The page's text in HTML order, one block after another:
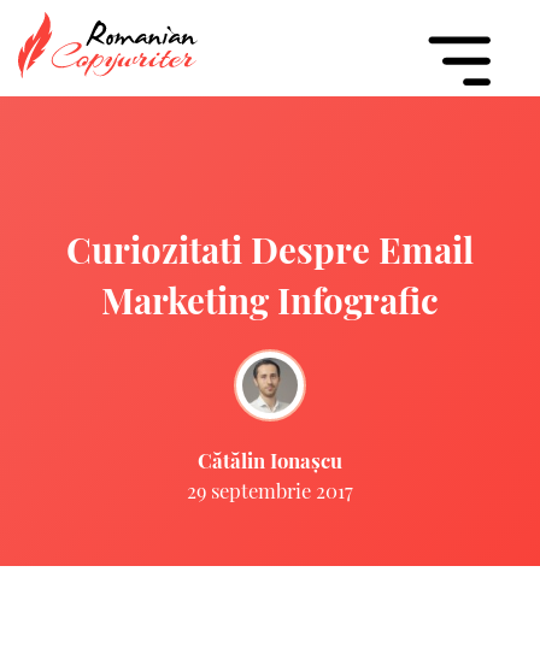
Curiozitati Despre Email
Marketing Infografic
Cătălin Ionașcu
29 septembrie 2017